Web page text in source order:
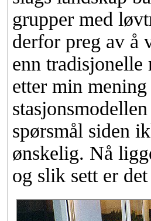
grupper med
derfor preg av å
enn tradisjonelle
etter min
spørsmål siden
ønskelig. Nå
og slik sett er